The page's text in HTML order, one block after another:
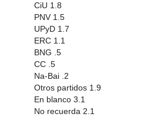
CiU 1.8
PNV 1.5
UPyD 1.7
ERC 1.1
BNG .5
CC .5
Na-Bai .2
Otros partidos 1.9
En blanco 3.1
No recuerda 2.1